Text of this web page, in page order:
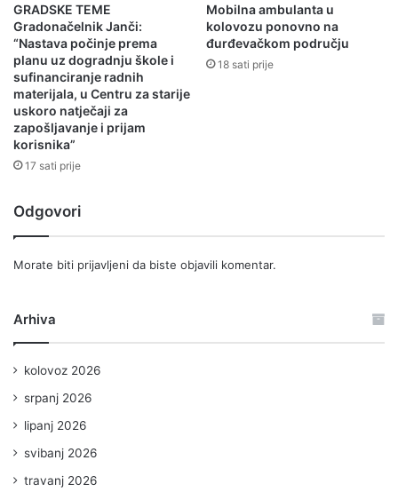
GRADSKE TEME
Gradonačelnik Janči:
“Nastava počinje prema
planu uz dogradnju škole i
sufinanciranje radnih
materijala, u Centru za starije
uskoro natječaji za
zapošljavanje i prijam
korisnika”
17 sati prije
Mobilna ambulanta u
kolovozu ponovno na
đurđevačkom području
18 sati prije
Odgovori
Morate biti prijavljeni da biste objavili komentar.
Arhiva
kolovoz 2026
srpanj 2026
lipanj 2026
svibanj 2026
travanj 2026